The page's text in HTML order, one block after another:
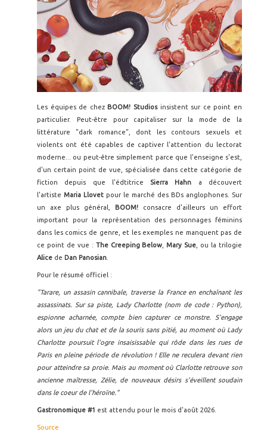
Les équipes de chez BOOM! Studiosinsistent sur ce point en
particulier. Peut-être pour capitaliser sur la mode de la
littérature "dark romance", dont les contours sexuels et
violents ont été capables de captiver l'attention du lectorat
moderne... ou peut-être simplement parce que l'enseigne s'est,
d'un certain point de vue, spécialisée dans cette catégorie de
fiction depuis que l'édtitrice Sierra Hahn a découvert
l'artiste Maria Llovet pour le marché des BDs anglophones. Sur
un axe plus général,
BOOM! consacre d'ailleurs un effort
important pour la représentation des personnages féminins
dans les comics de genre, et les exemples ne manquent pas de
ce point de vue : The Creeping Below ,Mary Sue , ou la trilogie
Alice de Dan Panosian
Pour le résumé officiel :
"Tarare, un assasin cannibale, traverse la France en enchaînant les
assassinats. Sur sa piste, Lady Charlotte (nom de code : Python),
espionne acharnée, compte bien capturer ce monstre. S'engage
alors un jeu du chat et de la souris sans pitié, au moment où Lady
Charlotte poursuit l'ogre insaisissable qui rôde dans les rues de
Paris en pleine période de révolution ! Elle ne reculera devant rien
pour atteindre sa proie. Mais au moment où Clarlotte retrouve son
ancienne maîtresse, Zélie, de nouveaux désirs s'éveillent soudain
dans le coeur de l'héroïne."
Gastronomique #1 est attendu pour le mois d'août 2026.
Source